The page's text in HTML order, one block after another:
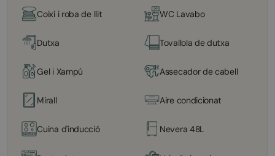
Coixí i roba de llit WC Lavabo
Dutxa Tovallola de dutxa
Gel i Xampú Assecador de cabell
Mirall Aire condicionat
Cuina d'inducció Nevera 48L